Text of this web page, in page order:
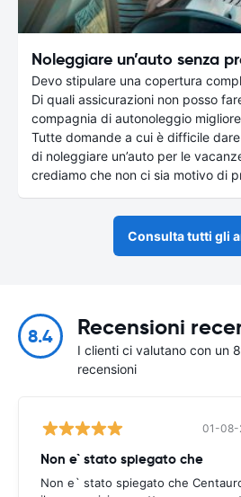
Noleggiare un’auto senza
Devo stipulare una copertura
Di quali assicurazioni non posso
compagnia di autonoleggio
Tutte domande a cui è difficile
di noleggiare un’auto per le
crediamo che non ci sia motivo di
Consulta tutti gli
8.4 Recensioni
I clienti ci valutano con un
recensioni
01-08-
Non e` stato spiegato che
Non e` stato spiegato che